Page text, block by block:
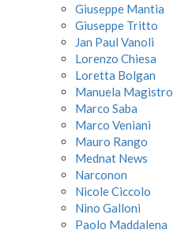
Giuseppe Mantia
Giuseppe Tritto
Jan Paul Vanoli
Lorenzo Chiesa
Loretta Bolgan
Manuela Magistro
Marco Saba
Marco Veniani
Mauro Rango
Mednat News
Narconon
Nicole Ciccolo
Nino Galloni
Paolo Maddalena